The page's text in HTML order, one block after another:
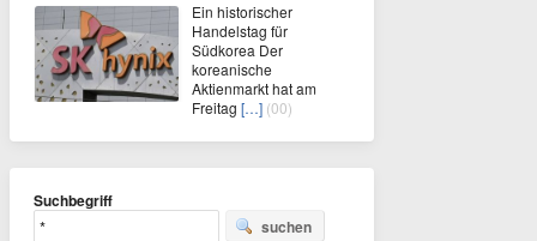
Ein historischer
Handelstag für
Südkorea Der
koreanische
Aktienmarkt hat am
Freitag […] (00)
Suchbegriff
suchen